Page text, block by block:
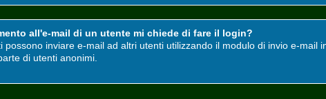
all'e-mail di un utente mi chiede di fare il login?
possono inviare e-mail ad altri utenti utilizzando il modulo di invio e-
di utenti anonimi.